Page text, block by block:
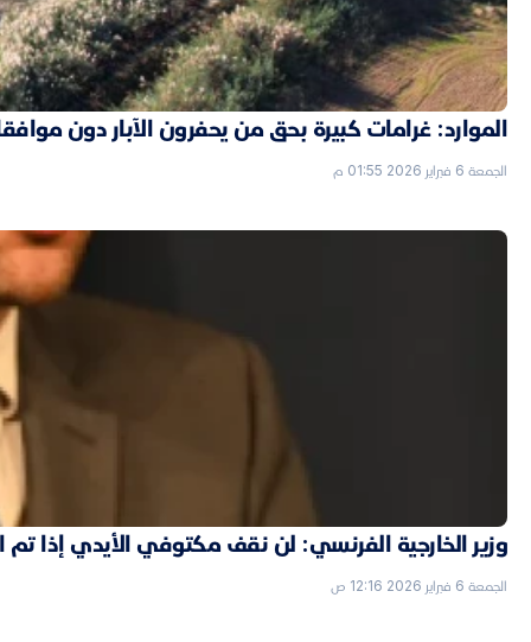
الموارد: غرامات كبيرة بحق من يحفرون الآبار دون
الجمعة 6 فبراير 2026 01:55 م
وزير الخارجية الفرنسي: لن نقف مكتوفي الأيدي إذا
الجمعة 6 فبراير 2026 12:16 ص